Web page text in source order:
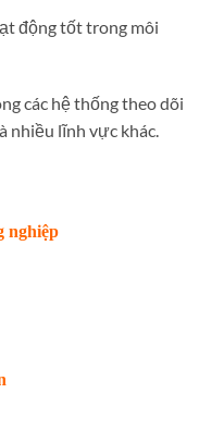
động tốt trong môi
các hệ thống theo dõi
nhiều lĩnh vực khác.
nghiệp